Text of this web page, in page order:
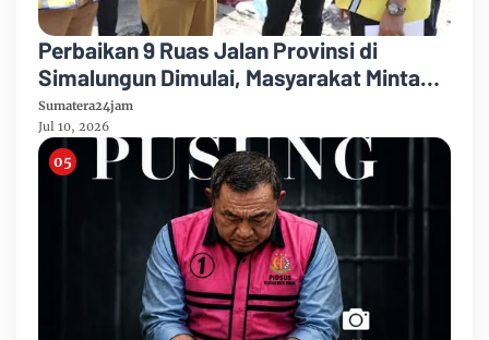
Perbaikan 9 Ruas Jalan Provinsi di
Simalungun Dimulai, Masyarakat Minta
Ruas Siantar–Perbatasan Karo Jadi
Prioritas
Sumatera24jam
Jul 10, 2026